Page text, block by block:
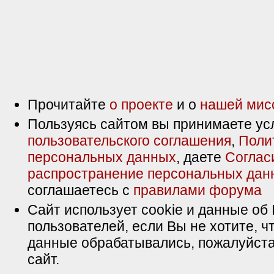
Прочитайте о проекте и о нашей
Пользуясь сайтом вы принимаете
пользовательского соглашения,
персональных данных, даете
распространение персональных
соглашаетесь с правилами форума
Сайт использует cookie и данные об
пользователей, если Вы не хотите,
данные обрабатывались,
сайт.